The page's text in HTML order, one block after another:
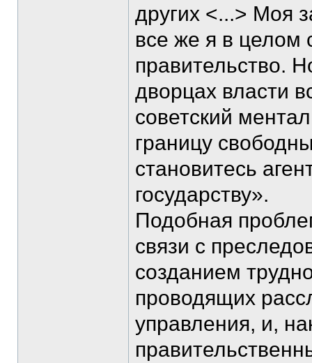
других <...> Моя
все же я в
правительство.
дворцах власти
советский
границу
становитесь
государству».
Подобная
связи с
созданием
проводящих
управления, и,